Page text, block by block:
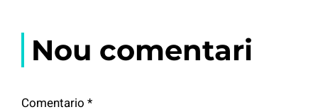
Nou comentari
Comentario *